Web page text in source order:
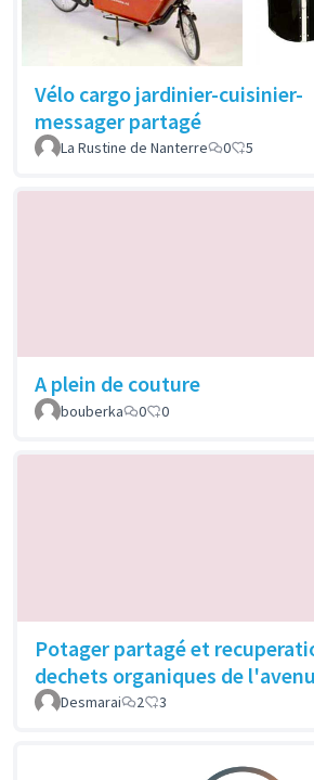
Vélo cargo jardinier-cuisinier-
messager partagé
La Rustine de Nanterre 0 5
A plein de couture
bouberka
0 0
Potager partagé et
dechets organiques de
Desmarai 2 3